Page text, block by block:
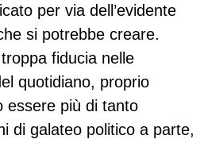
per via dell’evidente
si potrebbe creare.
fiducia nelle
quotidiano, proprio
essere più di tanto
di galateo politico a parte,